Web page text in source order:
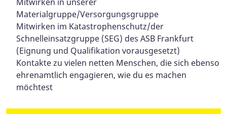
Materialgruppe/Versorgungsgruppe
Mitwirken im Katastrophenschutz/der
Schnelleinsatzgruppe (SEG) des ASB Frankfurt
(Eignung und Qualifikation vorausgesetzt)
Kontakte zu vielen netten Menschen, die sich ebenso
ehrenamtlich engagieren, wie du es machen
möchtest